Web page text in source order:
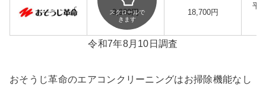
9,980円 18,700円
平
スクロールで
きます
令和7年8月10日調査
おそうじ革命のエアコンクリーニングはお掃除機能なし